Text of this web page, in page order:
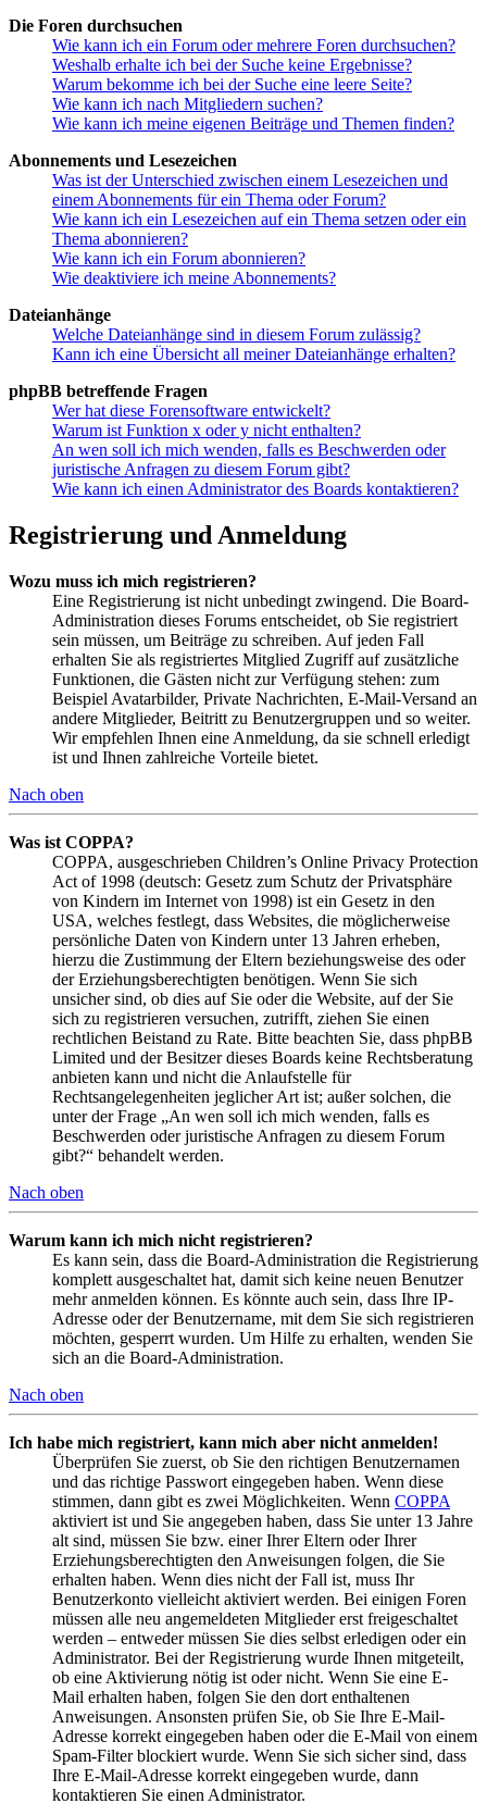
Die Foren durchsuchen
Wie kann ich ein Forum oder mehrere Foren durchsuchen?
Weshalb erhalte ich bei der Suche keine Ergebnisse?
Warum bekomme ich bei der Suche eine leere Seite?
Wie kann ich nach Mitgliedern suchen?
Wie kann ich meine eigenen Beiträge und Themen finden?
Abonnements und Lesezeichen
Was ist der Unterschied zwischen einem Lesezeichen und
einem Abonnements für ein Thema oder Forum?
Wie kann ich ein Lesezeichen auf ein Thema setzen oder ein
Thema abonnieren?
Wie kann ich ein Forum abonnieren?
Wie deaktiviere ich meine Abonnements?
Dateianhänge
Welche Dateianhänge sind in diesem Forum zulässig?
Kann ich eine Übersicht all meiner Dateianhänge erhalten?
phpBB betreffende Fragen
Wer hat diese Forensoftware entwickelt?
Warum ist Funktion x oder y nicht enthalten?
An wen soll ich mich wenden, falls es Beschwerden oder
juristische Anfragen zu diesem Forum gibt?
Wie kann ich einen Administrator des Boards kontaktieren?
Registrierung und Anmeldung
Wozu muss ich mich registrieren?
Eine Registrierung ist nicht unbedingt zwingend. Die Board-
Administration dieses Forums entscheidet, ob Sie registriert
sein müssen, um Beiträge zu schreiben. Auf jeden Fall
erhalten Sie als registriertes Mitglied Zugriff auf zusätzliche
Funktionen, die Gästen nicht zur Verfügung stehen: zum
Beispiel Avatarbilder, Private Nachrichten, E-Mail-Versand an
andere Mitglieder, Beitritt zu Benutzergruppen und so weiter.
Wir empfehlen Ihnen eine Anmeldung, da sie schnell erledigt
ist und Ihnen zahlreiche Vorteile bietet.
Nach oben
Was ist COPPA?
COPPA, ausgeschrieben Children’s Online Privacy Protection
Act of 1998 (deutsch: Gesetz zum Schutz der Privatsphäre
von Kindern im Internet von 1998) ist ein Gesetz in den
USA, welches festlegt, dass Websites, die möglicherweise
persönliche Daten von Kindern unter 13 Jahren erheben,
hierzu die Zustimmung der Eltern beziehungsweise des oder
der Erziehungsberechtigten benötigen. Wenn Sie sich
unsicher sind, ob dies auf Sie oder die Website, auf der Sie
sich zu registrieren versuchen, zutrifft, ziehen Sie einen
rechtlichen Beistand zu Rate. Bitte beachten Sie, dass phpBB
Limited und der Besitzer dieses Boards keine Rechtsberatung
anbieten kann und nicht die Anlaufstelle für
Rechtsangelegenheiten jeglicher Art ist; außer solchen, die
unter der Frage „An wen soll ich mich wenden, falls es
Beschwerden oder juristische Anfragen zu diesem Forum
gibt?“ behandelt werden.
Nach oben
Warum kann ich mich nicht registrieren?
Es kann sein, dass die Board-Administration die Registrierung
komplett ausgeschaltet hat, damit sich keine neuen Benutzer
mehr anmelden können. Es könnte auch sein, dass Ihre IP-
Adresse oder der Benutzername, mit dem Sie sich registrieren
möchten, gesperrt wurden. Um Hilfe zu erhalten, wenden Sie
sich an die Board-Administration.
Nach oben
Ich habe mich registriert, kann mich aber nicht anmelden!
Überprüfen Sie zuerst, ob Sie den richtigen Benutzernamen
und das richtige Passwort eingegeben haben. Wenn diese
stimmen, dann gibt es zwei Möglichkeiten. Wenn COPPA
aktiviert ist und Sie angegeben haben, dass Sie unter 13 Jahre
alt sind, müssen Sie bzw. einer Ihrer Eltern oder Ihrer
Erziehungsberechtigten den Anweisungen folgen, die Sie
erhalten haben. Wenn dies nicht der Fall ist, muss Ihr
Benutzerkonto vielleicht aktiviert werden. Bei einigen Foren
müssen alle neu angemeldeten Mitglieder erst freigeschaltet
werden – entweder müssen Sie dies selbst erledigen oder ein
Administrator. Bei der Registrierung wurde Ihnen mitgeteilt,
ob eine Aktivierung nötig ist oder nicht. Wenn Sie eine E-
Mail erhalten haben, folgen Sie den dort enthaltenen
Anweisungen. Ansonsten prüfen Sie, ob Sie Ihre E-Mail-
Adresse korrekt eingegeben haben oder die E-Mail von einem
Spam-Filter blockiert wurde. Wenn Sie sich sicher sind, dass
Ihre E-Mail-Adresse korrekt eingegeben wurde, dann
kontaktieren Sie einen Administrator.